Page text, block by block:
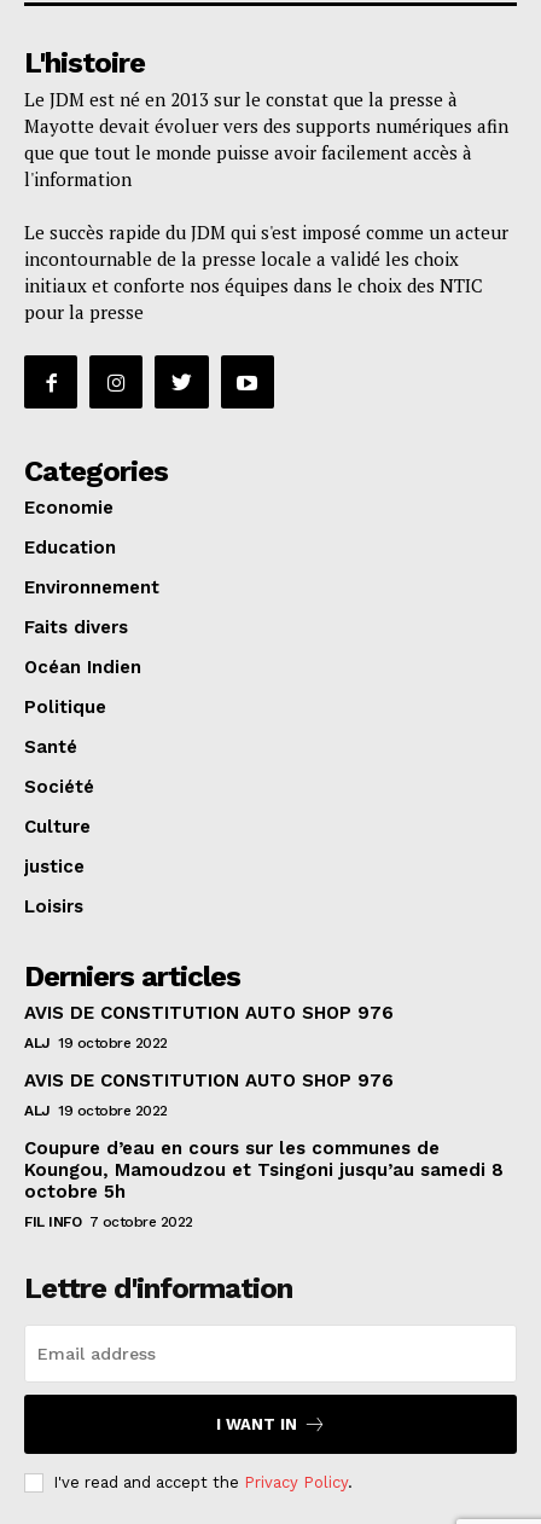
L'histoire
Le JDM est né en 2013 sur le constat que la presse à
Mayotte devait évoluer vers des supports numériques afin
que que tout le monde puisse avoir facilement accès à
l'information
Le succès rapide du JDM qui s'est imposé comme un acteur
incontournable de la presse locale a validé les choix
initiaux et conforte nos équipes dans le choix des NTIC
pour la presse
Categories
Economie
Education
Environnement
Faits divers
Océan Indien
Politique
Santé
Société
Culture
justice
Loisirs
Derniers articles
AVIS DE CONSTITUTION AUTO SHOP 976
ALJ 19 octobre 2022
AVIS DE CONSTITUTION AUTO SHOP 976
ALJ 19 octobre 2022
Coupure d’eau en cours sur les communes de
Koungou, Mamoudzou et Tsingoni jusqu’au samedi 8
octobre 5h
FIL INFO 7 octobre 2022
Lettre d'information
I WANT IN
I've read and accept the Privacy Policy.